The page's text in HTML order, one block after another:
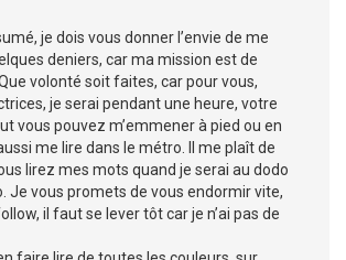
je dois vous donner l’envie de me
deniers, car ma mission est de
volonté soit faites, car pour vous,
je serai pendant une heure, votre
vous pouvez m’emmener à pied ou en
me lire dans le métro. Il me plaît de
lirez mes mots quand je serai au dodo
Je vous promets de vous endormir vite,
il faut se lever tôt car je n’ai pas de